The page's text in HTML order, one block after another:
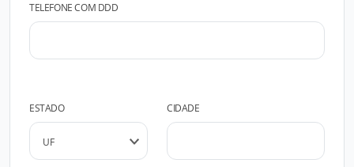
TELEFONE COM DDD
ESTADO CIDADE